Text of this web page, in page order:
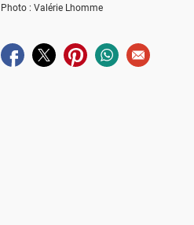
Photo : Valérie Lhomme
Partager sur facebook
Partager sur twitter
Partager sur pinterest
Partager sur
Envoyer à